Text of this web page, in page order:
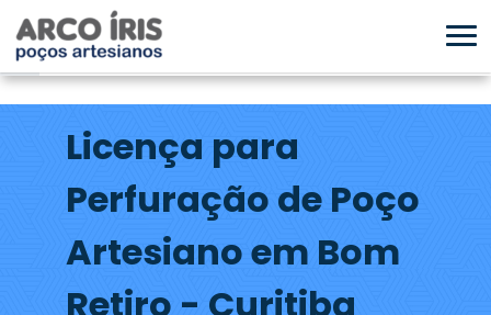
Licença para
Perfuração de Poço
Artesiano em Bom
Retiro - Curitiba